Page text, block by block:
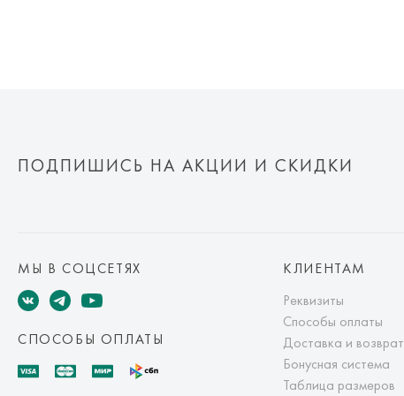
ПОДПИШИСЬ НА АКЦИИ И СКИДКИ
МЫ В СОЦСЕТЯХ
СПОСОБЫ ОПЛАТЫ
КЛИЕНТАМ
Реквизиты
Способы оплаты
Доставка и возврат
Бонусная система
Таблица размеров